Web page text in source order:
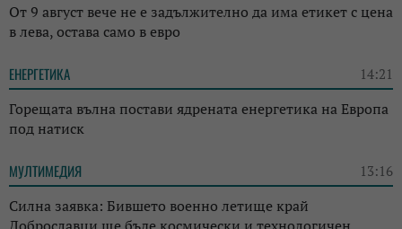
От 9 август вече не е задължително да има етикет с цена
в лева, остава само в евро
ЕНЕРГЕТИКА 14:21
Горещата вълна постави ядрената енергетика на Европа
под натиск
МУЛТИМЕДИЯ 13:16
Силна заявка: Бившето военно летище край